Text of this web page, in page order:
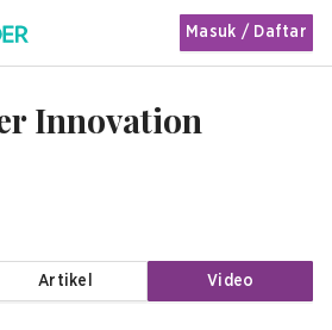
Masuk / Daftar
Innovation
Artikel Video